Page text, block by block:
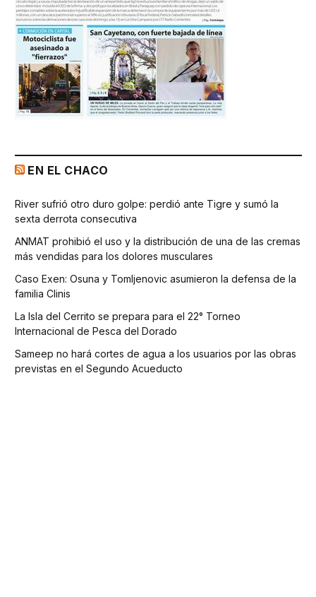
EN EL CHACO
River sufrió otro duro golpe: perdió ante Tigre y sumó la
sexta derrota consecutiva
ANMAT prohibió el uso y la distribución de una de las cremas
más vendidas para los dolores musculares
Caso Exen: Osuna y Tomljenovic asumieron la defensa de la
familia Clinis
La Isla del Cerrito se prepara para el 22° Torneo
Internacional de Pesca del Dorado
Sameep no hará cortes de agua a los usuarios por las obras
previstas en el Segundo Acueducto